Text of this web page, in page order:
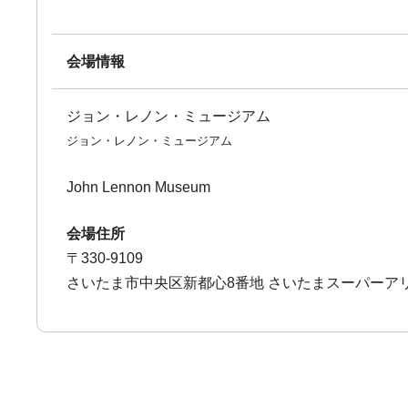
会場情報
ジョン・レノン・ミュージアム
ジョン・レノン・ミュージアム
John Lennon Museum
会場住所
〒330-9109
さいたま市中央区新都心8番地 さいたまスーパーア